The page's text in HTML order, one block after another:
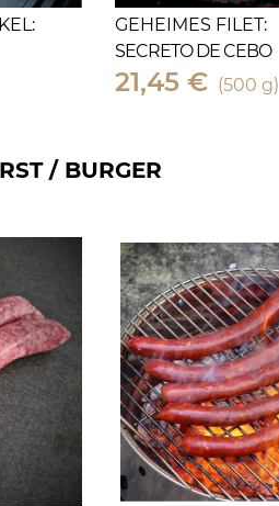
GEHEIMES FILET:
SECRETO DE CEBO
21,45 € (500 g)
/ BURGER